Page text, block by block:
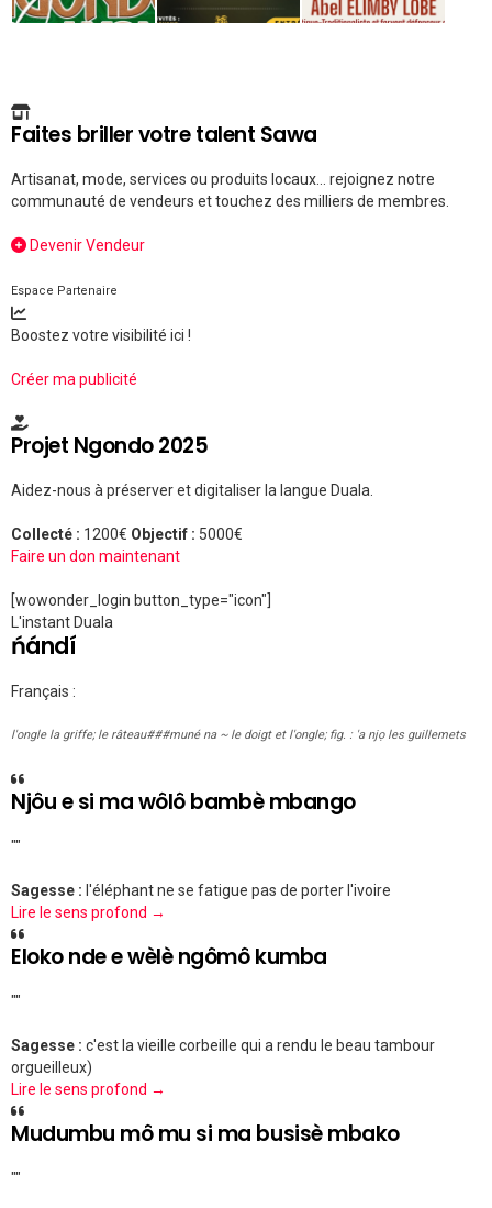
Faites briller votre talent Sawa
Artisanat, mode, services ou produits locaux... rejoignez notre
communauté de vendeurs et touchez des milliers de membres.
Devenir Vendeur
Espace Partenaire
Boostez votre visibilité ici !
Créer ma publicité
Projet Ngondo 2025
Aidez-nous à préserver et digitaliser la langue Duala.
Collecté : 1200€ Objectif : 5000€
Faire un don maintenant
[wowonder_login button_type="icon"]
L'instant Duala
ńándí
Français :
l'ongle la griffe; le râteau###muné na ~ le doigt et l'ongle; fig. : 'a njọ les guillemets
Njôu e si ma wôlô bambè mbango
""
Sagesse : l'éléphant ne se fatigue pas de porter l'ivoire
Lire le sens profond →
Eloko nde e wèlè ngômô kumba
""
Sagesse : c'est la vieille corbeille qui a rendu le beau tambour
orgueilleux)
Lire le sens profond →
Mudumbu mô mu si ma busisè mbako
""